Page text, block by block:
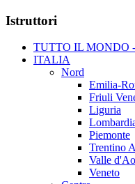
Istruttori
TUTTO IL MONDO
ITALIA
Nord
Emilia-
Friuli
Liguria
Piemonte
Trentino
Valle
Veneto